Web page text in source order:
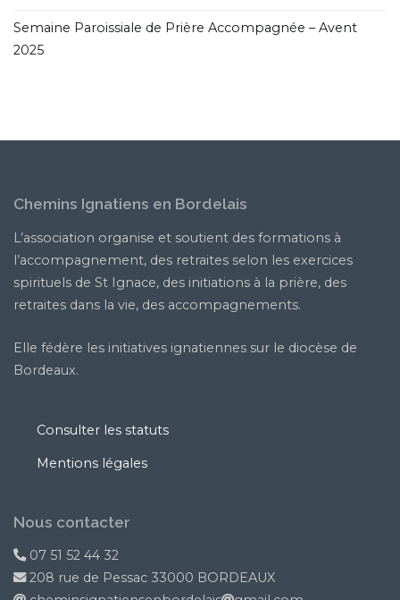
Semaine Paroissiale de Prière Accompagnée – Avent
2025
Chemins Ignatiens en Bordelais
L’association organise et soutient des formations à
l’accompagnement, des retraites selon les exercices
spirituels de St Ignace, des initiations à la prière, des
retraites dans la vie, des accompagnements.
Elle fédère les initiatives ignatiennes sur le diocèse de
Bordeaux.
Consulter les statuts
Mentions légales
Nous contacter
07 51 52 44 32
208 rue de Pessac 33000 BORDEAUX